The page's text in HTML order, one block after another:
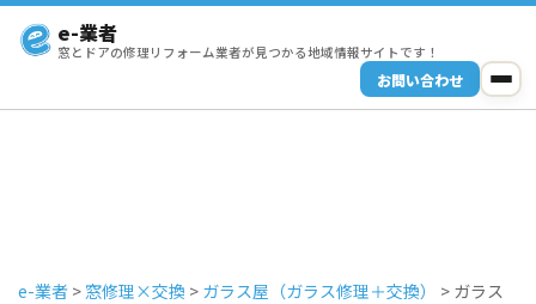
e-業者
窓とドアの修理リフォーム業者が見つかる地域情報サイトです！
お問い合わせ
e-業者 > 窓修理×交換 > ガラス屋（ガラス修理＋交換） > ガラス